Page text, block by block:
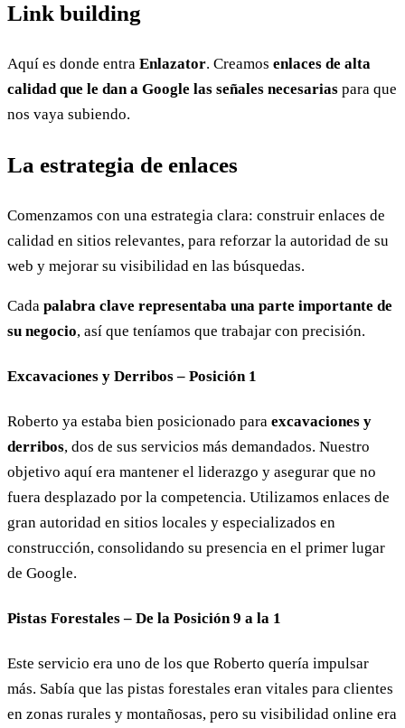
Link building
Aquí es donde entra Enlazator. Creamos enlaces de alta
calidad que le dan a Google las señales necesarias para que
nos vaya subiendo.
La estrategia de enlaces
Comenzamos con una estrategia clara: construir enlaces de
calidad en sitios relevantes, para reforzar la autoridad de su
web y mejorar su visibilidad en las búsquedas.
Cada palabra clave representaba una parte importante de
su negocio, así que teníamos que trabajar con precisión.
Excavaciones y Derribos – Posición 1
Roberto ya estaba bien posicionado para excavaciones y
derribos, dos de sus servicios más demandados. Nuestro
objetivo aquí era mantener el liderazgo y asegurar que no
fuera desplazado por la competencia. Utilizamos enlaces de
gran autoridad en sitios locales y especializados en
construcción, consolidando su presencia en el primer lugar
de Google.
Pistas Forestales – De la Posición 9 a la 1
Este servicio era uno de los que Roberto quería impulsar
más. Sabía que las pistas forestales eran vitales para clientes
en zonas rurales y montañosas, pero su visibilidad online era